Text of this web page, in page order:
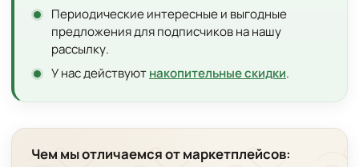
Периодические интересные и выгодные
предложения для подписчиков на нашу
рассылку.
У нас действуютнакопительные скидки.
Чем мы отличаемся от маркетплейсов: